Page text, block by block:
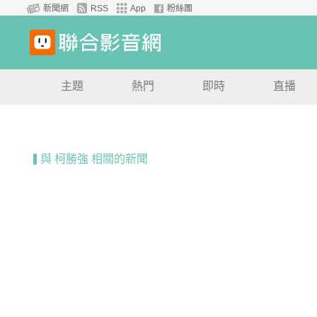
新聞網 RSS App 粉絲團
主題 熱門 即時 直播
與 柯勝強 相關的新聞